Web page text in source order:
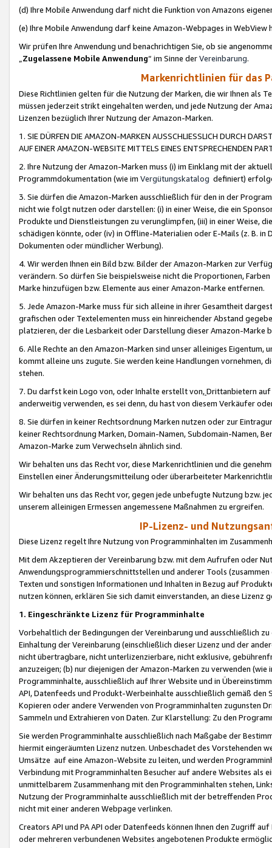
(d) Ihre Mobile Anwendung darf nicht die Funktion von Amazons
(e) Ihre Mobile Anwendung darf keine Amazon-Webpages in WebView
Wir prüfen Ihre Anwendung und benachrichtigen Sie, ob sie
„Zugelassene Mobile Anwendung“ im Sinne derVereinbarung.
Markenrichtlinien für das
Diese Richtlinien gelten für die Nutzung der Marken, die wir Ihnen als
müssen jederzeit strikt eingehalten werden, und jede Nutzung der
Lizenzen bezüglich Ihrer Nutzung der Amazon-Marken.
1. SIE DÜRFEN DIE AMAZON-MARKEN AUSSCHLIESSLICH DURCH
AUF EINER AMAZON-WEBSITE MITTELS EINES ENTSPRECHENDEN
2. Ihre Nutzung der Amazon-Marken muss (i) im Einklang mit der
Programmdokumentation (wie im Vergütungskatalog definiert)
3. Sie dürfen die Amazon-Marken ausschließlich für den in der
nicht wie folgt nutzen oder darstellen: (i) in einer Weise, die ein
Produkte und Dienstleistungen zu verunglimpfen, (iii) in einer Weise,
schädigen könnte, oder (iv) in Offline-Materialien oder E-Mails (z. B. in
Dokumenten oder mündlicher Werbung).
4. Wir werden Ihnen ein Bild bzw. Bilder der Amazon-Marken zur
verändern. So dürfen Sie beispielsweise nicht die Proportionen,
Marke hinzufügen bzw. Elemente aus einer Amazon-Marke entfernen.
5. Jede Amazon-Marke muss für sich alleine in ihrer Gesamtheit
grafischen oder Textelementen muss ein hinreichender Abstand
platzieren, der die Lesbarkeit oder Darstellung dieser Amazon-Marke
6. Alle Rechte an den Amazon-Marken sind unser alleiniges
kommt alleine uns zugute. Sie werden keine Handlungen vornehmen,
stehen.
7. Du darfst kein Logo von, oder Inhalte erstellt von,Drittanbietern auf
anderweitig verwenden, es sei denn, du hast von diesem Verkäufer
8. Sie dürfen in keiner Rechtsordnung Marken nutzen oder zur
keiner Rechtsordnung Marken, Domain-Namen, Subdomain-Namen,
Amazon-Marke zum Verwechseln ähnlich sind.
Wir behalten uns das Recht vor, diese Markenrichtlinien und die
Einstellen einer Änderungsmitteilung oder überarbeiteter
Wir behalten uns das Recht vor, gegen jede unbefugte Nutzung bzw.
unserem alleinigen Ermessen angemessene Maßnahmen zu ergreifen.
IP-Lizenz- und
Diese Lizenz regelt Ihre Nutzung von Programminhalten im
Mit dem Akzeptieren der Vereinbarung bzw. mit dem Aufrufen oder
Anwendungsprogrammierschnittstellen und anderer Tools (zusammen
Texten und sonstigen Informationen und Inhalten in Bezug auf
nutzen können, erklären Sie sich damit einverstanden, an diese Lizenz
1. Eingeschränkte Lizenz für Programminhalte
Vorbehaltlich der Bedingungen der Vereinbarung und ausschließlich
Einhaltung der Vereinbarung (einschließlich dieser Lizenz und der
nicht übertragbare, nicht unterlizenzierbare, nicht exklusive,
anzuzeigen; (b) nur diejenigen der Amazon-Marken zu verwenden
Programminhalte, ausschließlich auf Ihrer Website und in
API, Datenfeeds und Produkt-Werbeinhalte ausschließlich gemäß
Kopieren oder andere Verwenden von Programminhalten zugunsten
Sammeln und Extrahieren von Daten. Zur Klarstellung: Zu den
Sie werden Programminhalte ausschließlich nach Maßgabe der
hiermit eingeräumten Lizenz nutzen. Unbeschadet des Vorstehenden
Umsätze auf eine Amazon-Website zu leiten, und werden
Verbindung mit Programminhalten Besucher auf andere Websites als
unmittelbarem Zusammenhang mit den Programminhalten stehen,
Nutzung der Programminhalte ausschließlich mit der betreffenden
nicht mit einer anderen Webpage verlinken.
Creators API und PA API oder Datenfeeds können Ihnen den Zugriff
oder mehreren verbundenen Websites angebotenen Produkte